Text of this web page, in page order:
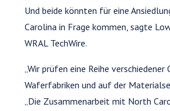
Und beide könnten für eine
Carolina in Frage kommen, sagte
WRAL TechWire.
„Wir prüfen eine Reihe
Waferfabriken und auf der
„Die Zusammenarbeit mit North